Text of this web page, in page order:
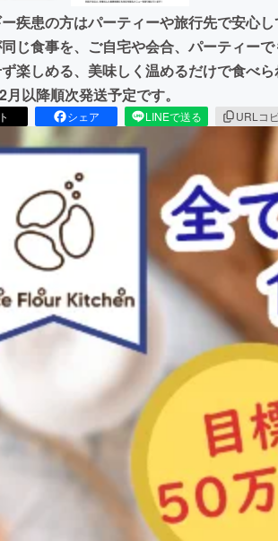
疾患の方はパーティーや旅行先で安心
じ食事を、ご自宅や会合、パーティー
楽しめる、美味しく温めるだけで食べ
以降順次発送予定です。
シェア LINEで送る URLコ